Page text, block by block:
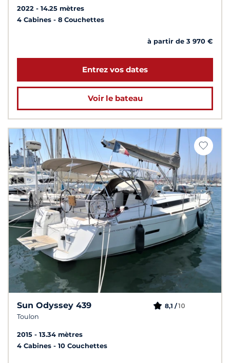
2022
14.25 mètres
4 Cabines
8 Couchettes
à partir de 3 970 €
Entrez vos dates
Voir le bateau
Sun Odyssey 439
Toulon
8,1 /10
2015
13.34 mètres
4 Cabines
10 Couchettes